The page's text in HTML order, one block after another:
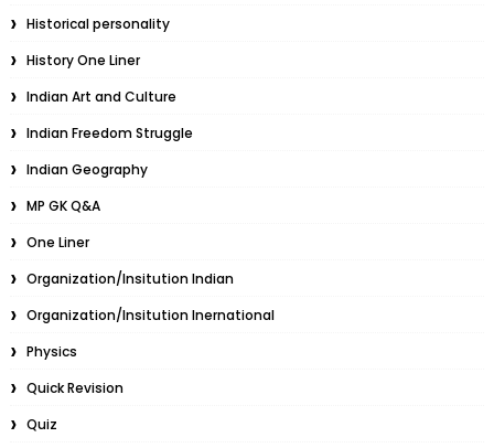
Historical personality
History One Liner
Indian Art and Culture
Indian Freedom Struggle
Indian Geography
MP GK Q&A
One Liner
Organization/Insitution Indian
Organization/Insitution Inernational
Physics
Quick Revision
Quiz